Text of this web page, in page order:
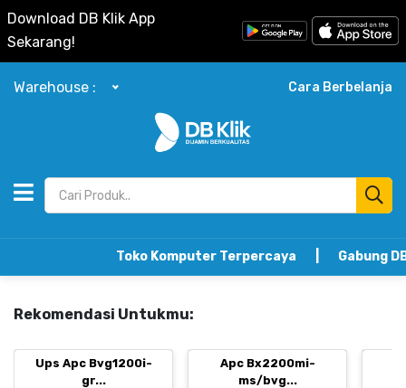
Download DB Klik App
Sekarang!
Warehouse : Cara Berbelanja
Toko Komputer Terpercaya | Gabung DB Klik
Rekomendasi Untukmu:
Ups Apc Bvg1200i-
gr...
Apc Bx2200mi-
ms/bvg...